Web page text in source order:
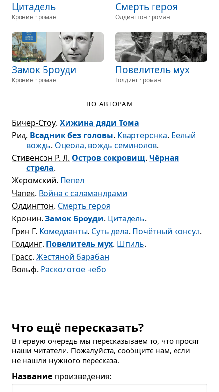
Цита­дель
Кронин · роман
Смерть героя
Олдингтон · роман
Замок Бро­уди
Кронин · роман
Пове­ли­тель мух
Голдинг · роман
ПО АВТОРАМ
Бичер-Стоу. Хижина дяди Тома
Рид. Всадник без головы. Квартеронка. Белый
вождь. Оцеола, вождь семинолов.
Стивенсон Р. Л. Остров сокровищ. Чёрная
стрела.
Жеромский. Пепел
Чапек. Война с саламандрами
Олдингтон. Смерть героя
Кронин. Замок Броуди. Цитадель.
Грин Г. Комедианты. Суть дела. Почётный консул.
Голдинг. Повелитель мух. Шпиль.
Грасс. Жестяной барабан
Вольф. Расколотое небо
Что ещё пересказать?
В первую очередь мы пересказываем то, что просят
наши читатели. Пожалуйста, сообщите нам, если
не нашли нужного пересказа.
Название произведения: